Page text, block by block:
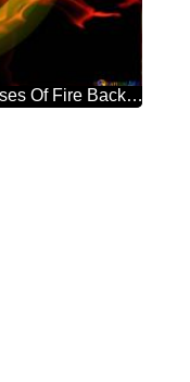
Hot Sale 50% Off Flame Dream Causes Of Fire Background Hd Wallpaper